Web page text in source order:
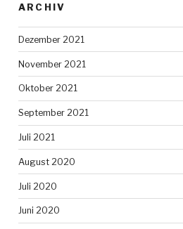
ARCHIV
Dezember 2021
November 2021
Oktober 2021
September 2021
Juli 2021
August 2020
Juli 2020
Juni 2020